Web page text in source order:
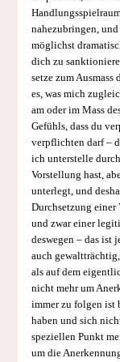
nahezubringen,
möglichst
dich zu
setze zum
es, was mich
am oder im Mass
Gefühls, dass du
verpflichten darf –
ich unterstelle
Vorstellung hast,
unterlegt, und
Durchsetzung einer
und zwar einer
deswegen – das ist
auch
als auf dem
nicht mehr um
immer zu folgen ist
haben und sich
speziellen Punkt
um die